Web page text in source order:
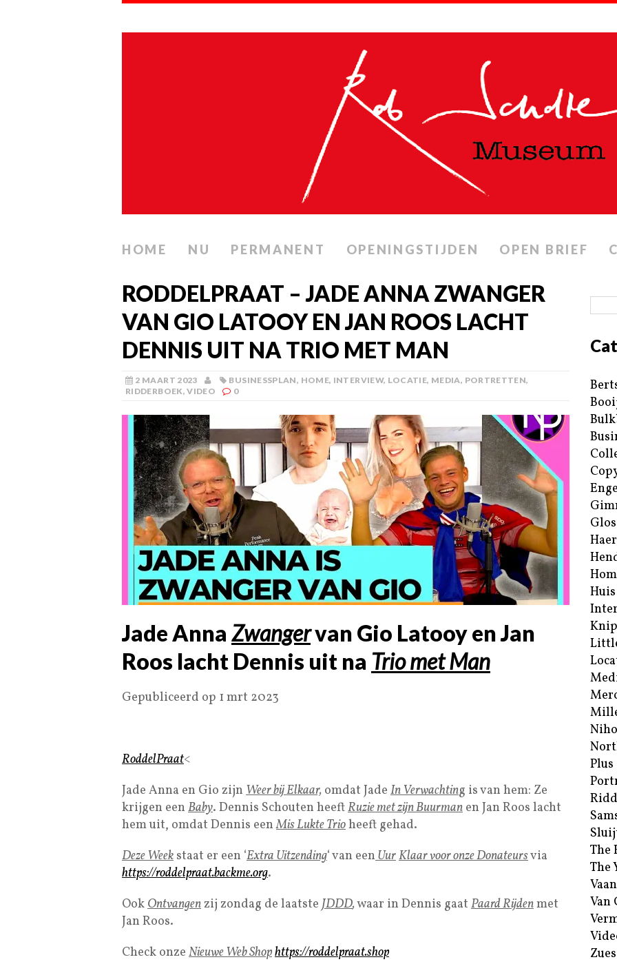
HOME NU PERMANENT OPENINGSTIJDEN OPEN BRIEF
RODDELPRAAT – JADE ANNA ZWANGER
VAN GIO LATOOY EN JAN ROOS LACHT
DENNIS UIT NA TRIO MET MAN
2 MAART 2023 BUSINESSPLAN, HOME, INTERVIEW, LOCATIE, MEDIA, PORTRETTEN,
RIDDERBOEK,VIDEO 0
Jade Anna Zwangervan Gio Latooy en Jan
Roos lacht Dennis uit na Trio met Man
Gepubliceerd op 1 mrt 2023
RoddelPraat<
Jade Anna en Gio zijn Weer bij Elkaar, omdat Jade InVerwachting is van hem: Ze
krijgen een Baby. Dennis Schouten heeftRuzie met zijn Buurman en Jan Roos lacht
hem uit, omdat Dennis eenMis Lukte Trioheeft gehad.
Deze Week staat er een ‘Extra Uitzending‘ van eenUurKlaar voor onze Donateursvia
https://roddelpraat.backme.org.
OokOntvangenzij zondag de laatste JDDD,waar in Dennis gaat Paard Rijdenmet
Jan Roos.
Check onze Nieuwe Web Shophttps://roddelpraat.shop
Plus
The
The
Van